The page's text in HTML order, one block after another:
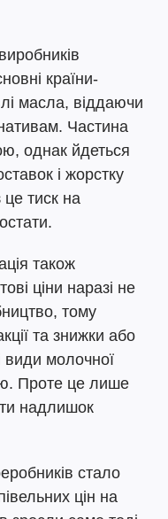
країни-
масла, віддаючи
Частина
однак йдеться
і жорстку
це тиск на
також
ціни наразі не
тому
та знижки або
види молочної
Проте це лише
надлишок
стало
цін на